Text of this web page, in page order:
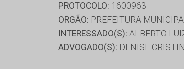
PROTOCOLO: 1600963
ORGÃO: PREFEITURA
INTERESSADO(S): ALBERTO
ADVOGADO(S): DENISE